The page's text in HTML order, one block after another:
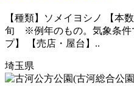
【種類】ソメイヨシノ 【本
旬 ※例年のもの。気象条件
プ】 【売店・屋台】..
埼玉県